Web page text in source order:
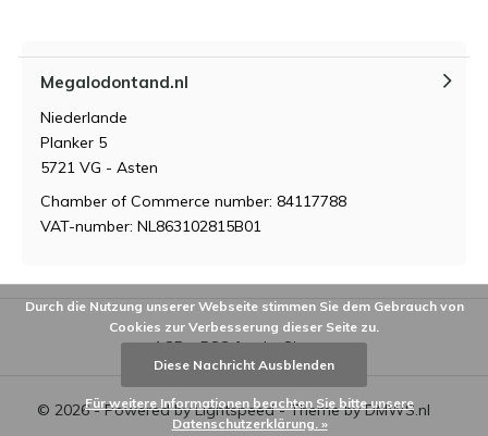
Megalodontand.nl
Niederlande
Planker 5
5721 VG - Asten
Chamber of Commerce number: 84117788
VAT-number: NL863102815B01
© 2026 - Powered byLightspeed- Theme byDMWS.nl
AGB RSS feed Sitemap
Durch die Nutzung unserer Webseite stimmen Sie dem Gebrauch von
Cookies zur Verbesserung dieser Seite zu.
Diese Nachricht Ausblenden
Für weitere Informationen beachten Sie bitte unsere
Datenschutzerklärung. »